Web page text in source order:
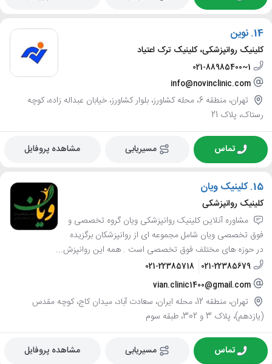
14. نوین
کلینیک روانپزشکی، کلینیک ترک اعتیاد
021-88985400~1
info@novinclinic.com
تهران، منطقه 6، محله کشاورز، بلوار کشاورز، خیابان عبداله زاده، کوچه
رستاک، پلاک 21
تماس مسیریابی مشاهده پروفایل
15. کلینیک ویان
کلینیک روانپزشکی
مشاوره آنلاین کلینیک روانپزشکی ویان گروه تخصصی و
فوق تخصصی ویان شامل مجموعه ای از روانپزشکان برگزیده
در حوزه های مختلف فوق تخصصی است . همه این روانپزش...
021-22385679
021-22385718
vian.clinic1400@gmail.com
تهران، منطقه 12، محله ایران، سعادت آباد، میدان کاج، کوچه مقدس
(یازدهم)، پلاک 3 و 302، طبقه سوم
تماس مسیریابی مشاهده پروفایل